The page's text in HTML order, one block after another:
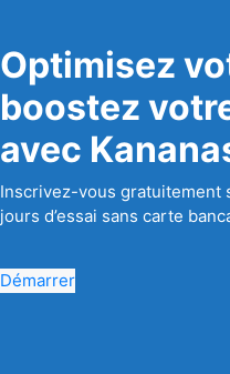
Optimisez
boostez
avec
Inscrivez-vous gratuitement
jours d’essai sans carte
Démarrer